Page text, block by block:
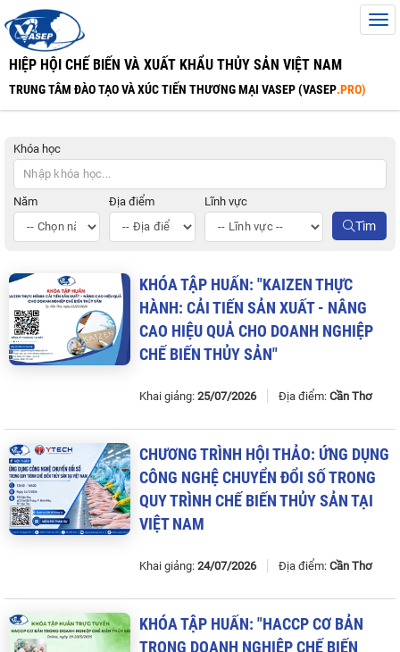
HIỆP HỘI CHẾ BIẾN VÀ XUẤT KHẨU THỦY SẢN VIỆT NAM
TRUNG TÂM ĐÀO TẠO VÀ XÚC TIẾN THƯƠNG MẠI VASEP (VASEP.PRO)
Khóa học
Năm Địa điểm Lĩnh vực
Tìm
KHÓATẬP HUẤN: "KAIZENTHỰC
HÀNH: CẢITIẾN SẢN XUẤT- NÂNG
CAO HIỆUQUẢCHO DOANH NGHIỆP
CHẾ BIẾNTHỦYSẢN"
Khai giảng: 25/07/2026 Địa điểm: Cần Thơ
CHƯƠNGTRÌNH HỘITHẢO: ỨNG DỤNG
CÔNG NGHỆCHUYỂN ĐỔI SỐTRONG
QUYTRÌNH CHẾ BIẾNTHỦYSẢNTẠI
VIỆT NAM
Khai giảng: 24/07/2026 Địa điểm: Cần Thơ
KHÓATẬP HUẤN: "HACCPCƠ BẢN
TRONG DOANH NGHIỆPCHẾ BIẾN